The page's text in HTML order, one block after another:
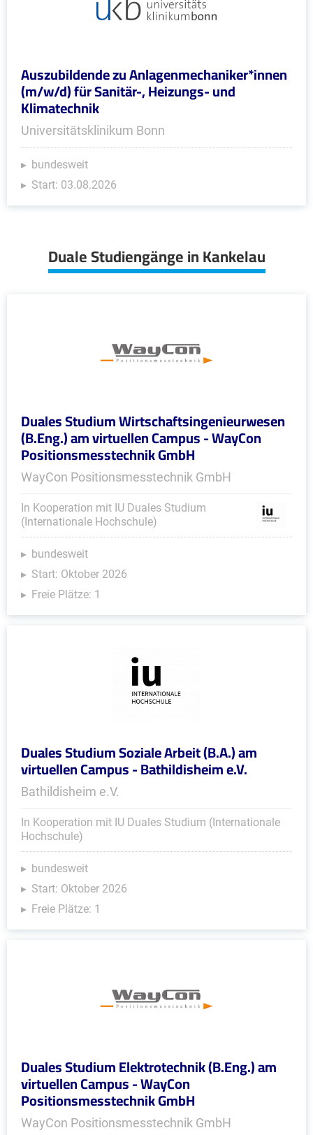
Auszubildende zu Anlagenmechaniker*innen
(m/w/d) für Sanitär-, Heizungs- und
Klimatechnik
Universitätsklinikum Bonn
bundesweit
Start: 03.08.2026
Duale Studiengänge in Kankelau
Duales Studium Wirtschaftsingenieurwesen
(B.Eng.) am virtuellen Campus - WayCon
Positionsmesstechnik GmbH
WayCon Positionsmesstechnik GmbH
In Kooperation mit IU Duales Studium
(Internationale Hochschule)
bundesweit
Start: Oktober 2026
Freie Plätze: 1
Duales Studium Soziale Arbeit (B.A.) am
virtuellen Campus - Bathildisheim e.V.
Bathildisheim e.V.
In Kooperation mit IU Duales Studium (Internationale
Hochschule)
bundesweit
Start: Oktober 2026
Freie Plätze: 1
Duales Studium Elektrotechnik (B.Eng.) am
virtuellen Campus - WayCon
Positionsmesstechnik GmbH
WayCon Positionsmesstechnik GmbH